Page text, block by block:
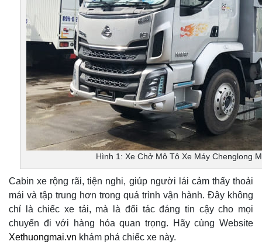
Hình 1: Xe Chở Mô Tô Xe Máy Chenglong
Cabin xe rộng rãi, tiện nghi, giúp người lái cảm thấy thoải
mái và tập trung hơn trong quá trình vận hành. Đây không
chỉ là chiếc xe tải, mà là đối tác đáng tin cậy cho mọi
chuyến đi với hàng hóa quan trọng. Hãy cùng Website
Xethuongmai.vn khám phá chiếc xe này.